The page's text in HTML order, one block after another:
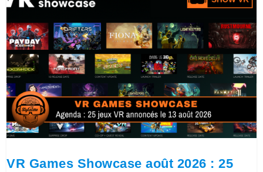
VR Games Showcase août 2026 : 25